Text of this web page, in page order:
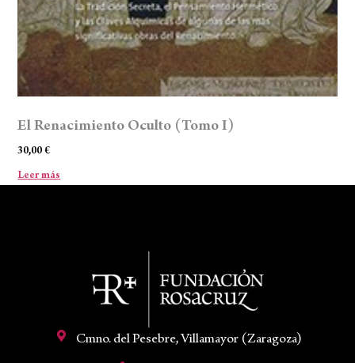
El Renacimiento Oculto (Tomo I)
30,00€
Leer más
Cmno. del Pesebre, Villamayor (Zaragoza)